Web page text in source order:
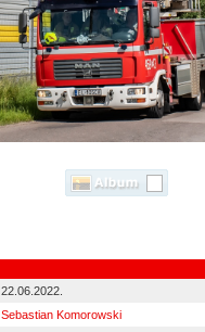
22.06.2022.
Sebastian Komorowski